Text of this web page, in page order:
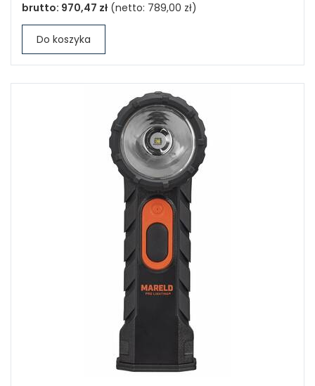
brutto: 970,47 zł (netto: 789,00 zł)
Do koszyka